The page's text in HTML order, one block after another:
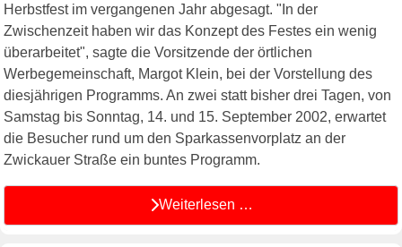
Herbstfest im vergangenen Jahr abgesagt. "In der
Zwischenzeit haben wir das Konzept des Festes ein wenig
überarbeitet", sagte die Vorsitzende der örtlichen
Werbegemeinschaft, Margot Klein, bei der Vorstellung des
diesjährigen Programms. An zwei statt bisher drei Tagen, von
Samstag bis Sonntag, 14. und 15. September 2002, erwartet
die Besucher rund um den Sparkassenvorplatz an der
Zwickauer Straße ein buntes Programm.
Weiterlesen …